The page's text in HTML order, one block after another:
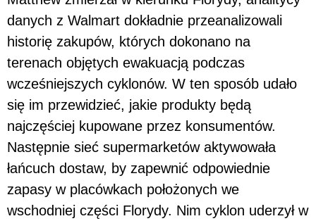
danych z Walmart dokładnie przeanalizowali
historię zakupów, których dokonano na
terenach objętych ewakuacją podczas
wcześniejszych cyklonów. W ten sposób udało
się im przewidzieć, jakie produkty będą
najczęściej kupowane przez konsumentów.
Następnie sieć supermarketów aktywowała
łańcuch dostaw, by zapewnić odpowiednie
zapasy w placówkach położonych we
wschodniej części Florydy. Nim cyklon uderzył w